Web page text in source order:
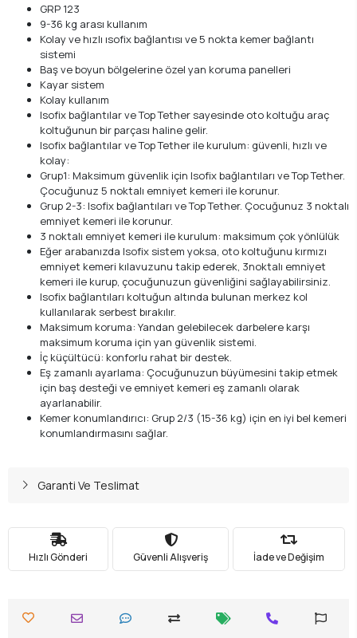
GRP 123
9-36 kg arası kullanım
Kolay ve hızlı ısofix bağlantısı ve 5 nokta kemer bağlantı
sistemi
Baş ve boyun bölgelerine özel yan koruma panelleri
Kayar sistem
Kolay kullanım
Isofix bağlantılar ve Top Tether sayesinde oto koltuğu araç
koltuğunun bir parçası haline gelir.
Isofix bağlantılar ve Top Tether ile kurulum: güvenli, hızlı ve
kolay:
Grup1: Maksimum güvenlik için Isofix bağlantıları ve Top Tether.
Çocuğunuz 5 noktalı emniyet kemeri ile korunur.
Grup 2-3: Isofix bağlantıları ve Top Tether. Çocuğunuz 3 noktalı
emniyet kemeri ile korunur.
3 noktalı emniyet kemeri ile kurulum: maksimum çok yönlülük
Eğer arabanızda Isofix sistem yoksa, oto koltuğunu kırmızı
emniyet kemeri kılavuzunu takip ederek, 3noktalı emniyet
kemeri ile kurup, çocuğunuzun güvenliğini sağlayabilirsiniz.
Isofix bağlantıları koltuğun altında bulunan merkez kol
kullanılarak serbest bırakılır.
Maksimum koruma: Yandan gelebilecek darbelere karşı
maksimum koruma için yan güvenlik sistemi.
İç küçültücü: konforlu rahat bir destek.
Eş zamanlı ayarlama: Çocuğunuzun büyümesini takip etmek
için baş desteği ve emniyet kemeri eş zamanlı olarak
ayarlanabilir.
Kemer konumlandırıcı: Grup 2/3 (15-36 kg) için en iyi bel kemeri
konumlandırmasını sağlar.
Garanti Ve Teslimat
Hızlı Gönderi Güvenli Alışveriş İade ve Değişim